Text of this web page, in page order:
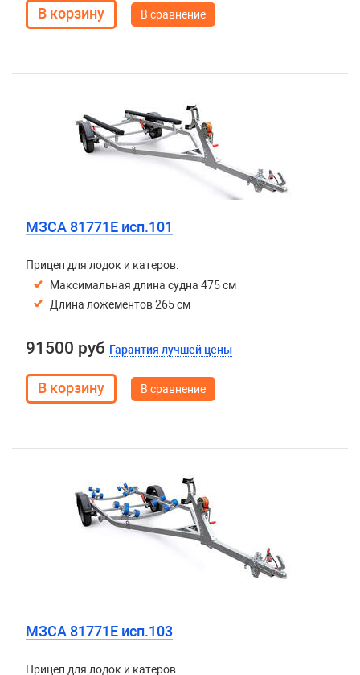
В сравнение
МЗСА 81771E исп.101
Прицеп для лодок и катеров.
Максимальная длина судна 475 см
Длина ложементов 265 см
91500 руб Гарантия лучшей цены
В сравнение
МЗСА 81771E исп.103
Прицеп для лодок и катеров.